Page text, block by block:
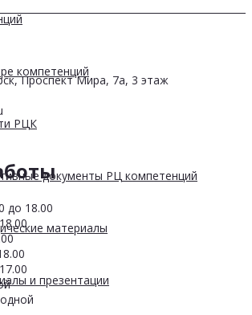
компетенций
РЦК
документы РЦ компетенций
материалы
и презентации
Проспект Мира, 7а, 3 этаж
до 18.00